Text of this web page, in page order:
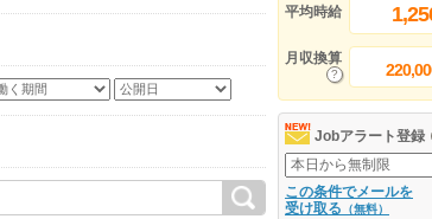
平均時給
月収換算
Jobアラート登録
この条件でメールを
受け取る （無料）